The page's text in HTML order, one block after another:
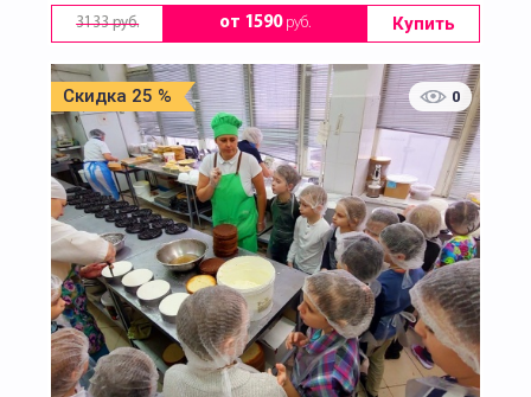
3133 руб. от 1590руб. Купить
Скидка 25 % 0